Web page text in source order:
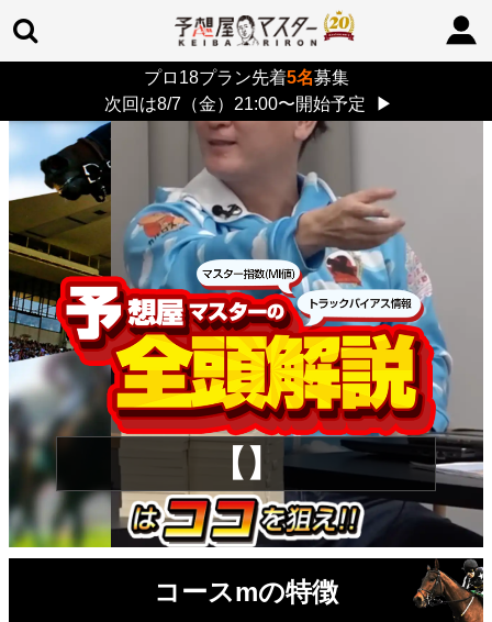
プロ18プラン先着5名募集
次回は8/7（金）21:00〜開始予定
▶
> 26/8/9 (日)
【】
コースmの特徴